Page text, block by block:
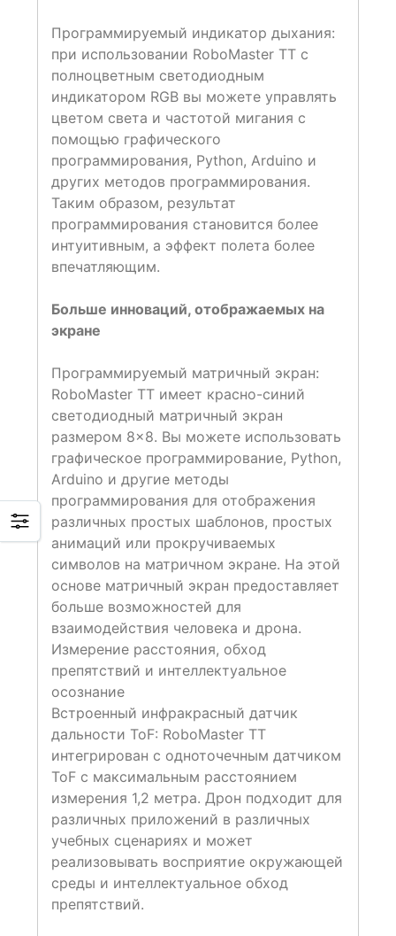
Программируемый индикатор дыхания:
при использовании RoboMaster TT с
полноцветным светодиодным
индикатором RGB вы можете управлять
цветом света и частотой мигания с
помощью графического
программирования, Python, Arduino и
других методов программирования.
Таким образом, результат
программирования становится более
интуитивным, а эффект полета более
впечатляющим.
Больше инноваций, отображаемых на
экране
Программируемый матричный экран:
RoboMaster TT имеет красно-синий
светодиодный матричный экран
размером 8×8. Вы можете использовать
графическое программирование, Python,
Arduino и другие методы
программирования для отображения
различных простых шаблонов, простых
анимаций или прокручиваемых
символов на матричном экране. На этой
основе матричный экран предоставляет
больше возможностей для
взаимодействия человека и дрона.
Измерение расстояния, обход
препятствий и интеллектуальное
осознание
Встроенный инфракрасный датчик
дальности ToF: RoboMaster TT
интегрирован с одноточечным датчиком
ToF с максимальным расстоянием
измерения 1,2 метра. Дрон подходит для
различных приложений в различных
учебных сценариях и может
реализовывать восприятие окружающей
среды и интеллектуальное обход
препятствий.